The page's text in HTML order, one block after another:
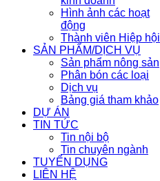
Hình ảnh các hoạt
động
Thành viên Hiệp hội
SẢN PHẨM/DỊCH VỤ
Sản phẩm nông sản
Phân bón các loại
Dịch vụ
Bảng giá tham khảo
DỰ ÁN
TIN TỨC
Tin nội bộ
Tin chuyên ngành
TUYỂN DỤNG
LIÊN HỆ